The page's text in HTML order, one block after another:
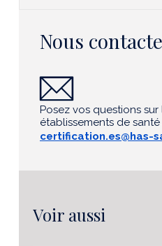
Nous
Posez vos questions
établissements de santé
certification.es@has-
Voir aussi